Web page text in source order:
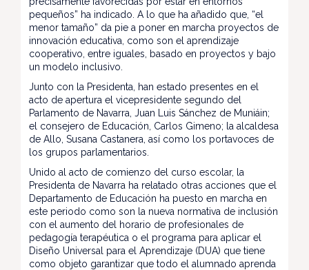
pequeños” ha indicado. A lo que ha añadido que, “el
menor tamaño” da pie a poner en marcha proyectos de
innovación educativa, como son el aprendizaje
cooperativo, entre iguales, basado en proyectos y bajo
un modelo inclusivo.
Junto con la Presidenta, han estado presentes en el
acto de apertura el vicepresidente segundo del
Parlamento de Navarra, Juan Luis Sánchez de Muniáin;
el consejero de Educación, Carlos Gimeno; la alcaldesa
de Allo, Susana Castanera, así como los portavoces de
los grupos parlamentarios.
Unido al acto de comienzo del curso escolar, la
Presidenta de Navarra ha relatado otras acciones que el
Departamento de Educación ha puesto en marcha en
este periodo como son la nueva normativa de inclusión
con el aumento del horario de profesionales de
pedagogía terapéutica o el programa para aplicar el
Diseño Universal para el Aprendizaje (DUA) que tiene
como objeto garantizar que todo el alumnado aprenda